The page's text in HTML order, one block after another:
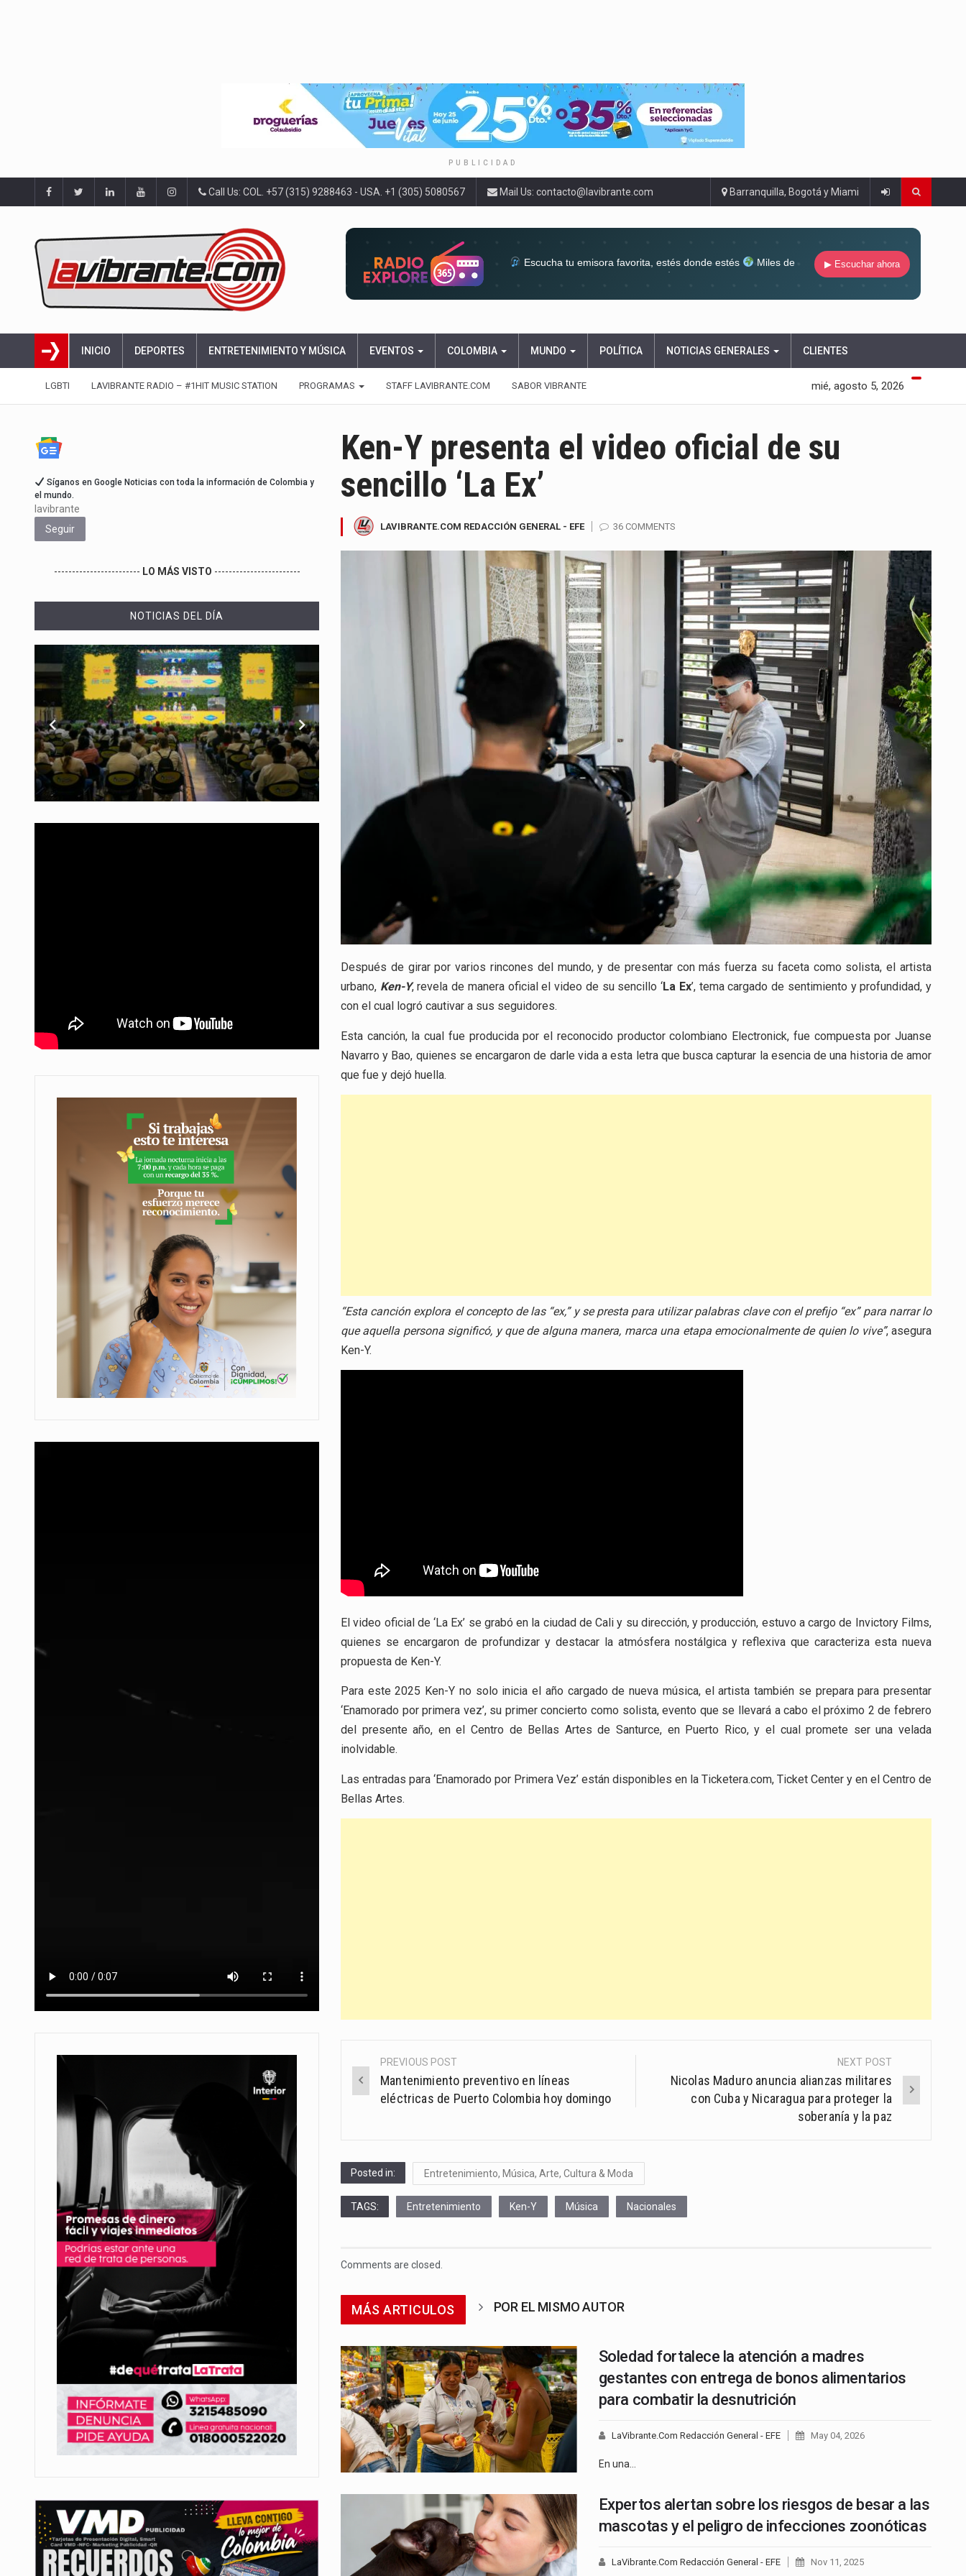
PUBLICIDAD
Call Us: COL. +57 (315) 9288463 - USA. +1 (305) 5080567 Mail Us: contacto@lavibrante.com Barranquilla, Bogotá y Miami
Escucha tu emisora favorita, estés donde estés
Miles de
▶ Escuchar ahora
INICIO DEPORTES ENTRETENIMIENTO Y MÚSICA EVENTOS COLOMBIA MUNDO POLÍTICA NOTICIAS GENERALES CLIENTES
LGBTI LAVIBRANTE RADIO – #1HIT MUSIC STATION PROGRAMAS STAFF LAVIBRANTE.COM SABOR VIBRANTE mié, agosto 5, 2026
Ken-Y presenta el video oficial de su
sencillo ‘La Ex’
LAVIBRANTE.COM REDACCIÓN GENERAL - EFE 36 COMMENTS
Después de girar por varios rincones del mundo, y de presentar con más fuerza su faceta como solista, el artista
urbano, Ken-Y, revela de manera oficial el video de su sencillo ‘La Ex’, tema cargado de sentimiento y profundidad, y
con el cual logró cautivar a sus seguidores.
Esta canción, la cual fue producida por el reconocido productor colombiano Electronick, fue compuesta por Juanse
Navarro y Bao, quienes se encargaron de darle vida a esta letra que busca capturar la esencia de una historia de amor
que fue y dejó huella.
“Esta canción explora el concepto de las “ex,” y se presta para utilizar palabras clave con el prefijo “ex” para narrar lo
que aquella persona significó, y que de alguna manera, marca una etapa emocionalmente de quien lo vive”, asegura
Ken-Y.
El video oficial de ‘La Ex’ se grabó en la ciudad de Cali y su dirección, y producción, estuvo a cargo de Invictory Films,
quienes se encargaron de profundizar y destacar la atmósfera nostálgica y reflexiva que caracteriza esta nueva
propuesta de Ken-Y.
Para este 2025 Ken-Y no solo inicia el año cargado de nueva música, el artista también se prepara para presentar
‘Enamorado por primera vez’, su primer concierto como solista, evento que se llevará a cabo el próximo 2 de febrero
del presente año, en el Centro de Bellas Artes de Santurce, en Puerto Rico, y el cual promete ser una velada
inolvidable.
Las entradas para ‘Enamorado por Primera Vez’ están disponibles en la Ticketera.com, Ticket Center y en el Centro de
Bellas Artes.
Post
navigation
PREVIOUS POST
Mantenimiento preventivo en líneas
eléctricas de Puerto Colombia hoy domingo
NEXT POST
Nicolas Maduro anuncia alianzas militares
con Cuba y Nicaragua para proteger la
soberanía y la paz
Posted in: Entretenimiento, Música, Arte, Cultura & Moda
TAGS: Entretenimiento Ken-Y Música Nacionales
Comments are closed.
MÁS ARTICULOS POR EL MISMO AUTOR
Soledad fortalece la atención a madres
gestantes con entrega de bonos alimentarios
para combatir la desnutrición
LaVibrante.Com Redacción General - EFE May 04, 2026
En una…
Expertos alertan sobre los riesgos de besar a las
mascotas y el peligro de infecciones zoonóticas
LaVibrante.Com Redacción General - EFE Nov 11, 2025
Síganos en Google Noticias con toda la información de Colombia y
el mundo.
lavibrante
Seguir
------------------------ LO MÁS VISTO ------------------------
NOTICIAS DEL DÍA